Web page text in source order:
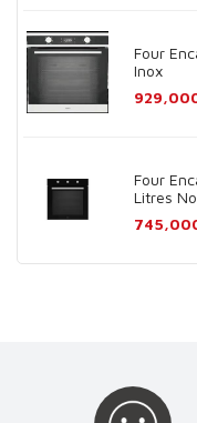
Four
Inox
Prix
Four
Litres
Prix